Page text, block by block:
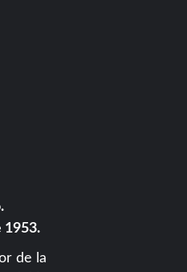
1953.
de la